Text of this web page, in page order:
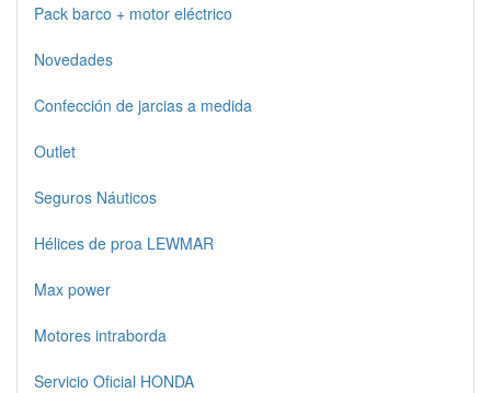
Pack barco + motor eléctrico
Novedades
Confección de jarcias a medida
Outlet
Seguros Náuticos
Hélices de proa LEWMAR
Max power
Motores intraborda
Servicio Oficial HONDA